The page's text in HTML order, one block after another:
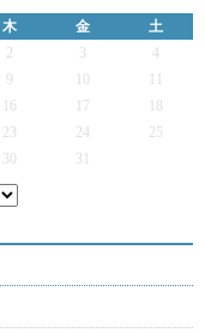
木 金
土
2 3
4
9
16 17
23 24
25
30 31